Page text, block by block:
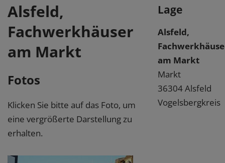
Alsfeld,
Fachwerkhäuser
am Markt
Fotos
Klicken Sie bitte auf das Foto, um
eine vergrößerte Darstellung zu
erhalten.
Lage
Alsfeld,
am Markt
Markt
36304 Alsfeld
Vogelsbergkreis